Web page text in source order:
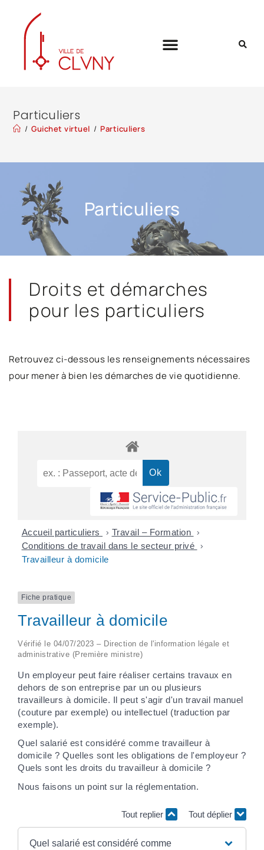
Particuliers
/ Guichet virtuel / Particuliers
Particuliers
Droits et démarches
pour les particuliers
Retrouvez ci-dessous les renseignements nécessaires
pour mener à bien les démarches de vie quotidienne.
Accueil particuliers > Travail – Formation >
Conditions de travail dans le secteur privé >
Travailleur à domicile
Fiche pratique
Travailleur à domicile
Vérifié le 04/07/2023 – Direction de l'information légale et
administrative (Première ministre)
Un employeur peut faire réaliser certains travaux en
dehors de son entreprise par un ou plusieurs
travailleurs à domicile. Il peut s'agir d'un travail manuel
(couture par exemple) ou intellectuel (traduction par
exemple).
Quel salarié est considéré comme travailleur à
domicile ? Quelles sont les obligations de l'employeur ?
Quels sont les droits du travailleur à domicile ?
Nous faisons un point sur la réglementation.
Tout replier Tout déplier
Quel salarié est considéré comme